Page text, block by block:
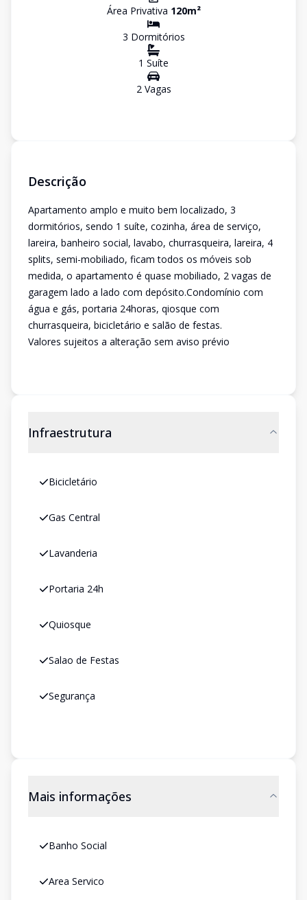
Área Privativa 120m²
3 Dormitórios
1 Suíte
2Vagas
Descrição
Apartamento amplo e muito bem localizado, 3
dormitórios, sendo 1 suíte, cozinha, área de serviço,
lareira, banheiro social, lavabo, churrasqueira, lareira, 4
splits, semi-mobiliado, ficam todos os móveis sob
medida, o apartamento é quase mobiliado, 2 vagas de
garagem lado a lado com depósito.Condomínio com
água e gás, portaria 24horas, qiosque com
churrasqueira, bicicletário e salão de festas.
Valores sujeitos a alteração sem aviso prévio
Infraestrutura
Bicicletário
Gas Central
Lavanderia
Portaria 24h
Quiosque
Salao de Festas
Segurança
Mais informações
Banho Social
Area Servico